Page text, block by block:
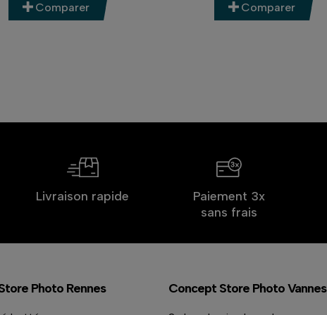
Comparer Comparer
Livraison rapide
Paiement 3x
sans frais
Photo Rennes Concept Store Photo Vannes